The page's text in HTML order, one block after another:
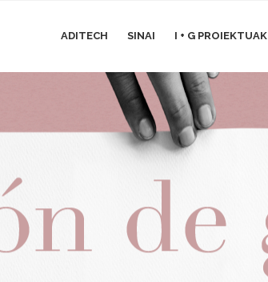
ADITECH SINAI I + G PROIEKTUAK